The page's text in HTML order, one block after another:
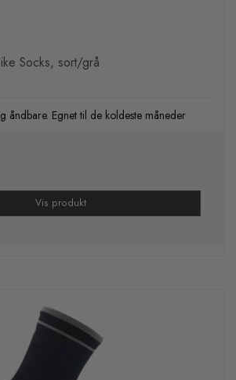
Socks, sort/grå
åndbare. Egnet til de koldeste måneder
Vis produkt